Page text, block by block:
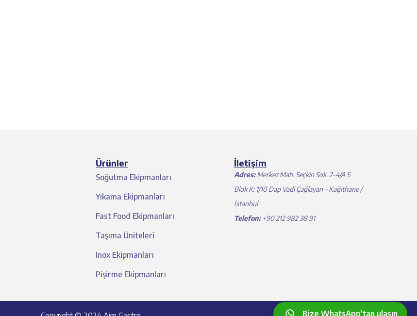
Ürünler
Soğutma Ekipmanları
Yıkama Ekipmanları
Fast Food Ekipmanları
Taşıma Üniteleri
Inox Ekipmanları
Pişirme Ekipmanları
İletişim
Adres:Merkez Mah. Seçkin Sok. 2-4/A S
Blok K: 1/10 Dap Vadi Çağlayan – Kağıthane /
İstanbul
Telefon:+90 212 982 38 91
Bize WhatsApp’tan ulaşın